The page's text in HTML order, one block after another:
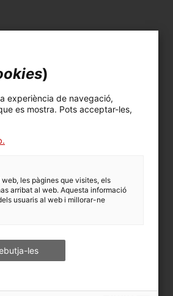
amb l’entitat
a la
l’activitat
)
experiència de navegació,
es mostra. Pots acceptar-les,
les pàgines que visites, els
arribat al web. Aquesta informació
usuaris al web i millorar-ne
les